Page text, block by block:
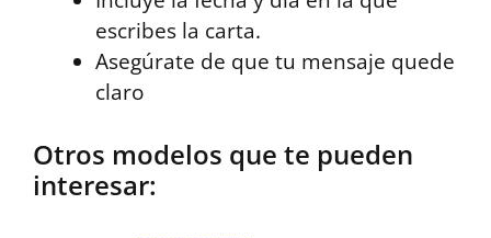
escribes la carta.
Asegúrate de que tu mensaje quede
claro
Otros modelos que te pueden
interesar: